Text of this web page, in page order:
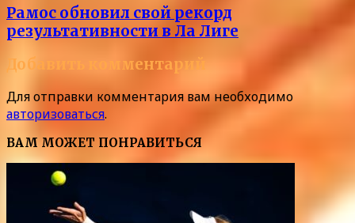
Рамос обновил свой рекорд
результативности в Ла Лиге
Добавить комментарий
Для отправки комментария вам необходимо
авторизоваться.
ВАМ МОЖЕТ ПОНРАВИТЬСЯ